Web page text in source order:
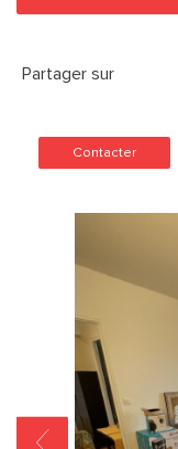
Partager sur
Contacter